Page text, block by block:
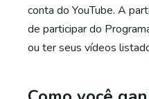
conta do YouTube. A
de participar do
ou ter seus vídeos